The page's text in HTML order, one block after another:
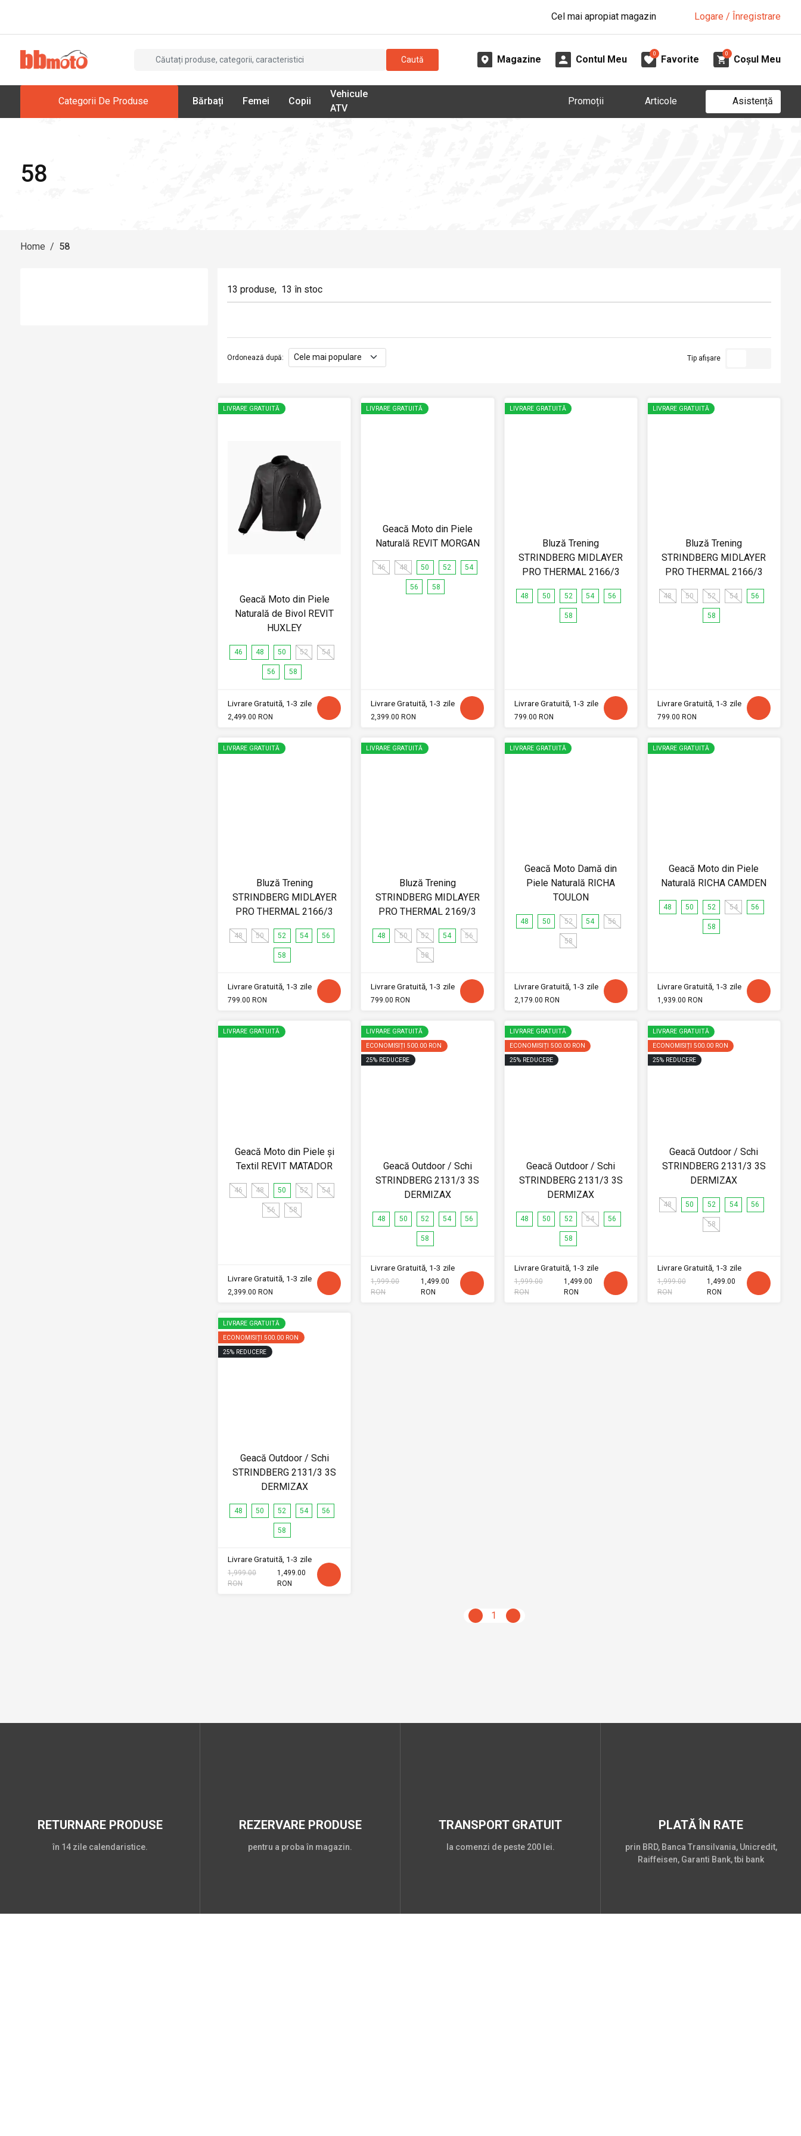
Cel mai apropiat magazin Logare / Înregistrare
Caută Magazine Contul Meu
0
Favorite
0
Coșul Meu
Categorii De Produse Bărbați Femei Copii
Vehicule
ATV
Promoții Articole Asistență
58
Home / 58
13 produse, 13 în stoc
Ordonează după: Tip afișare
LIVRARE GRATUITĂ
Geacă Moto din Piele
Naturală de Bivol REVIT
HUXLEY
46 48 50 52 54
56 58
Livrare Gratuită, 1-3 zile
2,499.00 RON
LIVRARE GRATUITĂ
Geacă Moto din Piele
Naturală REVIT MORGAN
46 48 50 52 54
56 58
Livrare Gratuită, 1-3 zile
2,399.00 RON
LIVRARE GRATUITĂ
Bluză Trening
STRINDBERG MIDLAYER
PRO THERMAL 2166/3
48 50 52 54 56
58
Livrare Gratuită, 1-3 zile
799.00 RON
LIVRARE GRATUITĂ
Bluză Trening
STRINDBERG MIDLAYER
PRO THERMAL 2166/3
48 50 52 54 56
58
Livrare Gratuită, 1-3 zile
799.00 RON
LIVRARE GRATUITĂ
Bluză Trening
STRINDBERG MIDLAYER
PRO THERMAL 2166/3
48 50 52 54 56
58
Livrare Gratuită, 1-3 zile
799.00 RON
LIVRARE GRATUITĂ
Bluză Trening
STRINDBERG MIDLAYER
PRO THERMAL 2169/3
48 50 52 54 56
58
Livrare Gratuită, 1-3 zile
799.00 RON
LIVRARE GRATUITĂ
Geacă Moto Damă din
Piele Naturală RICHA
TOULON
48 50 52 54 56
58
Livrare Gratuită, 1-3 zile
2,179.00 RON
LIVRARE GRATUITĂ
Geacă Moto din Piele
Naturală RICHA CAMDEN
48 50 52 54 56
58
Livrare Gratuită, 1-3 zile
1,939.00 RON
LIVRARE GRATUITĂ
Geacă Moto din Piele și
Textil REVIT MATADOR
46 48 50 52 54
56 58
Livrare Gratuită, 1-3 zile
2,399.00 RON
LIVRARE GRATUITĂ
ECONOMISIȚI 500.00 RON
25% REDUCERE
Geacă Outdoor / Schi
STRINDBERG 2131/3 3S
DERMIZAX
48 50 52 54 56
58
Livrare Gratuită, 1-3 zile
1,999.00
RON
1,499.00
RON
LIVRARE GRATUITĂ
ECONOMISIȚI 500.00 RON
25% REDUCERE
Geacă Outdoor / Schi
STRINDBERG 2131/3 3S
DERMIZAX
48 50 52 54 56
58
Livrare Gratuită, 1-3 zile
1,999.00
RON
1,499.00
RON
LIVRARE GRATUITĂ
ECONOMISIȚI 500.00 RON
25% REDUCERE
Geacă Outdoor / Schi
STRINDBERG 2131/3 3S
DERMIZAX
48 50 52 54 56
58
Livrare Gratuită, 1-3 zile
1,999.00
RON
1,499.00
RON
LIVRARE GRATUITĂ
ECONOMISIȚI 500.00 RON
25% REDUCERE
Geacă Outdoor / Schi
STRINDBERG 2131/3 3S
DERMIZAX
48 50 52 54 56
58
Livrare Gratuită, 1-3 zile
1,999.00
RON
1,499.00
RON
1
RETURNARE PRODUSE
în 14 zile calendaristice.
REZERVARE PRODUSE
pentru a proba în magazin.
TRANSPORT GRATUIT
la comenzi de peste 200 lei.
PLATĂ ÎN RATE
prin BRD, Banca Transilvania, Unicredit,
Raiffeisen, Garanti Bank, tbi bank